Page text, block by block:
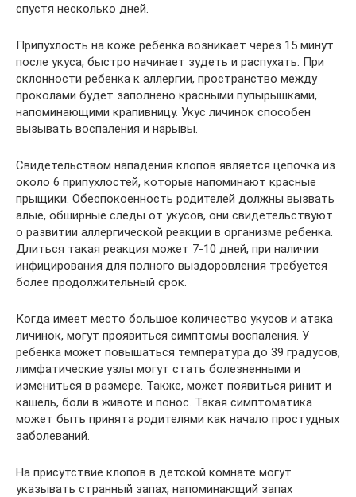
спустя несколько дней.
Припухлость на коже ребенка возникает через 15 минут
после укуса, быстро начинает зудеть и распухать. При
склонности ребенка к аллергии, пространство между
проколами будет заполнено красными пупырышками,
напоминающими крапивницу. Укус личинок способен
вызывать воспаления и нарывы.
Свидетельством нападения клопов является цепочка из
около 6 припухлостей, которые напоминают красные
прыщики. Обеспокоенность родителей должны вызвать
алые, обширные следы от укусов, они свидетельствуют
о развитии аллергической реакции в организме ребенка.
Длиться такая реакция может 7-10 дней, при наличии
инфицирования для полного выздоровления требуется
более продолжительный срок.
Когда имеет место большое количество укусов и атака
личинок, могут проявиться симптомы воспаления. У
ребенка может повышаться температура до 39 градусов,
лимфатические узлы могут стать болезненными и
измениться в размере. Также, может появиться ринит и
кашель, боли в животе и понос. Такая симптоматика
может быть принята родителями как начало простудных
заболеваний.
На присутствие клопов в детской комнате могут
указывать странный запах, напоминающий запах